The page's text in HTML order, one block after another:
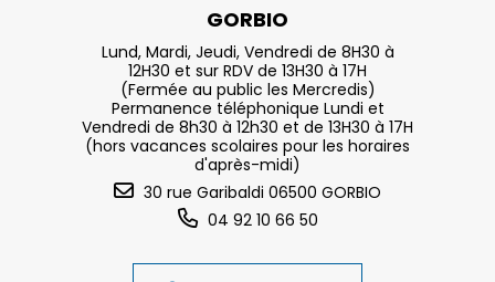
GORBIO
Lund, Mardi, Jeudi, Vendredi de 8H30 à
12H30 et sur RDV de 13H30 à 17H
(Fermée au public les Mercredis)
Permanence téléphonique Lundi et
Vendredi de 8h30 à 12h30 et de 13H30 à 17H
(hors vacances scolaires pour les horaires
d'après-midi)
30 rue Garibaldi 06500 GORBIO
04 92 10 66 50